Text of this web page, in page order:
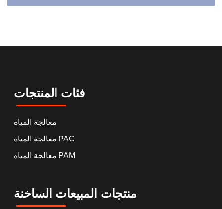
فئات المنتجات
معالجة المياه
معالجة المياه PAC
معالجة المياه PAM
منتجات المبيعات الساخنة